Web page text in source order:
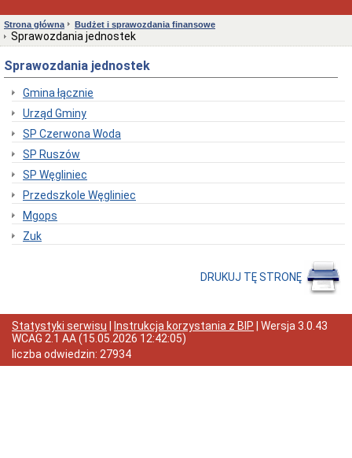
Ochrona
Danych
Osobowych
Polityka
Jakości
Program
Ochrony
Środowiska
dla
Gminy
Miasta
Węgliniec
Dostęp
do
informacji
o
zawierających
azbest
z
terenu
Gminy
Strona główna Budżet i sprawozdania finansowe
Sprawozdania jednostek
Sprawozdania jednostek
Gmina łącznie
Urząd Gminy
SP Czerwona Woda
SP Ruszów
SP Węgliniec
Przedszkole Węgliniec
Mgops
Zuk
DRUKUJ TĘ STRONĘ
Statystyki serwisu Instrukcja korzystania z BIP | Wersja 3.0.43
WCAG 2.1 AA(15.05.2026 12:42:05)
liczba odwiedzin: 27934